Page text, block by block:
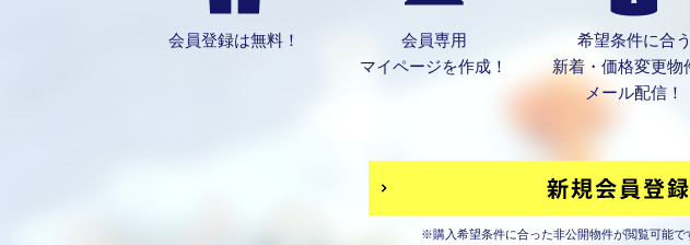
会員登録は無料！
会員専用
マイページを作成！
希望条件に合う
新着・価格変更物
メール配信！
※購入希望条件に合った非公開物件が閲覧可能で